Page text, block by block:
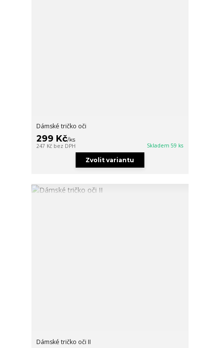
Dámské tričko oči
299 Kč/ks
247 Kč bez DPH Skladem 59 ks
Zvolit variantu
Dámské tričko oči II